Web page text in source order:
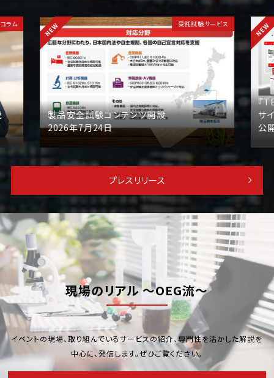
コラム 受託試験サービス
製品安全試験コンテンツ開設
2026年7月24日
『
サ
公
プレスリリース
現場のリアル ～OEG流～
イベントの現場、取り組んでいるサービスの紹介、専門性を活かした解説を
中心に、発信します。ぜひご覧ください。